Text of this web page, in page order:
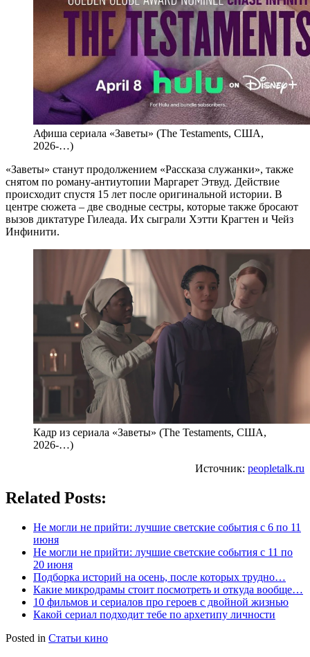
Афиша сериала «Заветы» (The Testaments, США,
2026-…)
«Заветы» станут продолжением «Рассказа служанки», также
снятом по роману-антиутопии Маргарет Этвуд. Действие
происходит спустя 15 лет после оригинальной истории. В
центре сюжета – две сводные сестры, которые также бросают
вызов диктатуре Гилеада. Их сыграли Хэтти Крагтен и Чейз
Инфинити.
Кадр из сериала «Заветы» (The Testaments, США,
2026-…)
Источник: peopletalk.ru
Related Posts:
Не могли не прийти: лучшие светские события с 6 по 11
июня
Не могли не прийти: лучшие светские события с 11 по
20 июня
Подборка историй на осень, после которых трудно…
Какие микродрамы стоит посмотреть и откуда вообще…
10 фильмов и сериалов про героев с двойной жизнью
Какой сериал подходит тебе по архетипу личности
Posted in Статьи кино